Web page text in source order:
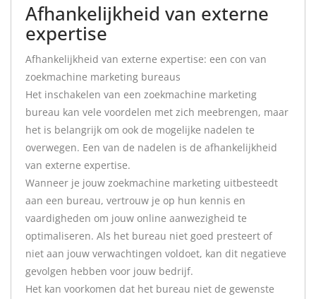
Afhankelijkheid van externe
expertise
Afhankelijkheid van externe expertise: een con van
zoekmachine marketing bureaus
Het inschakelen van een zoekmachine marketing
bureau kan vele voordelen met zich meebrengen, maar
het is belangrijk om ook de mogelijke nadelen te
overwegen. Een van de nadelen is de afhankelijkheid
van externe expertise.
Wanneer je jouw zoekmachine marketing uitbesteedt
aan een bureau, vertrouw je op hun kennis en
vaardigheden om jouw online aanwezigheid te
optimaliseren. Als het bureau niet goed presteert of
niet aan jouw verwachtingen voldoet, kan dit negatieve
gevolgen hebben voor jouw bedrijf.
Het kan voorkomen dat het bureau niet de gewenste